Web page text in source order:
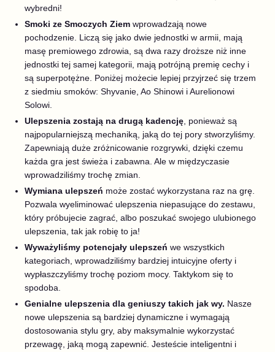
wybredni!
Smoki ze Smoczych Ziem wprowadzają nowe
pochodzenie. Liczą się jako dwie jednostki w armii, mają
masę premiowego zdrowia, są dwa razy droższe niż inne
jednostki tej samej kategorii, mają potrójną premię cechy i
są superpotężne. Poniżej możecie lepiej przyjrzeć się trzem
z siedmiu smoków: Shyvanie, Ao Shinowi i Aurelionowi
Solowi.
Ulepszenia zostają na drugą kadencję , ponieważ są
najpopularniejszą mechaniką, jaką do tej pory stworzyliśmy.
Zapewniają duże zróżnicowanie rozgrywki, dzięki czemu
każda gra jest świeża i zabawna. Ale w międzyczasie
wprowadziliśmy trochę zmian.
Wymiana ulepszeń może zostać wykorzystana raz na grę.
Pozwala wyeliminować ulepszenia niepasujące do zestawu,
który próbujecie zagrać, albo poszukać swojego ulubionego
ulepszenia, tak jak robię to ja!
Wyważyliśmy potencjały ulepszeń we wszystkich
kategoriach, wprowadziliśmy bardziej intuicyjne oferty i
wypłaszczyliśmy trochę poziom mocy. Taktykom się to
spodoba.
Genialne ulepszenia dla geniuszy takich jak wy. Nasze
nowe ulepszenia są bardziej dynamiczne i wymagają
dostosowania stylu gry, aby maksymalnie wykorzystać
przewagę, jaką mogą zapewnić. Jesteście inteligentni i